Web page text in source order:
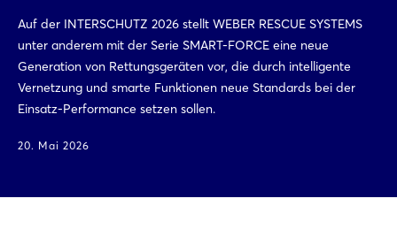
Auf der INTERSCHUTZ 2026 stellt WEBER RESCUE SYSTEMS
unter anderem mit der Serie SMART-FORCE eine neue
Generation von Rettungsgeräten vor, die durch intelligente
Vernetzung und smarte Funktionen neue Standards bei der
Einsatz-Performance setzen sollen.
20. Mai 2026